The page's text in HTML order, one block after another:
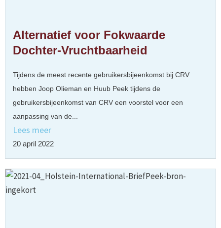
Alternatief voor Fokwaarde
Dochter-Vruchtbaarheid
Tijdens de meest recente gebruikersbijeenkomst bij CRV
hebben Joop Olieman en Huub Peek tijdens de
gebruikersbijeenkomst van CRV een voorstel voor een
aanpassing van de...
Lees meer
20 april 2022